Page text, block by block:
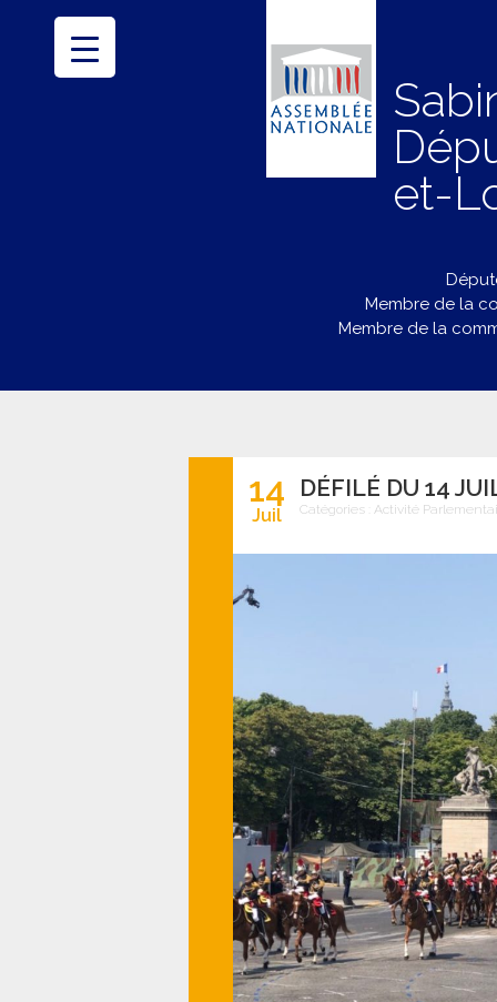
et-
Membre de la
Membre de la
14
Juil
DÉFILÉ DU 14
Catégories : Activité